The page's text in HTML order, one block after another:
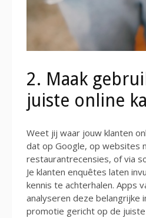
2. Maak
juiste online
Weet jij waar jouw klanten
dat op Google, op websites
restaurantrecensies, of via
Je klanten enquêtes laten
kennis te achterhalen. Apps
analyseren deze belangrijke
promotie gericht op de